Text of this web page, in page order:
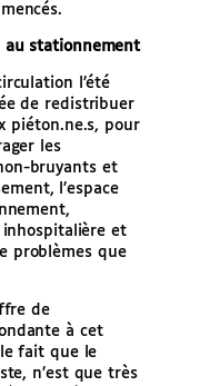
au stationnement
l’été
de redistribuer
piéton.ne.s, pour
les
bruyants et
l’espace
et
problèmes que
de
à cet
fait que le
n’est que très